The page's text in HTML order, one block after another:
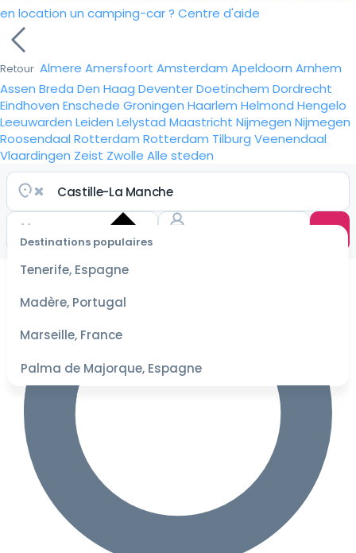
en location un camping-car ? Centre d'aide
Retour Almere Amersfoort Amsterdam Apeldoorn Arnhem
Assen Breda Den Haag DeventerDoetinchem Dordrecht
Eindhoven Enschede Groningen Haarlem Helmond Hengelo
Leeuwarden Leiden Lelystad Maastricht Nijmegen Nijmegen
Roosendaal Rotterdam Rotterdam Tilburg Veenendaal
Vlaardingen Zeist Zwolle Alle steden
Destinations populaires
Tenerife, Espagne
Madère, Portugal
Marseille, France
Palma de Majorque, Espagne
Choisir
les
pour les
tarifs